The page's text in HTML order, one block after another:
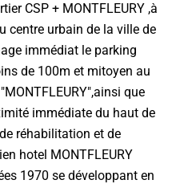
CSP + MONTFLEURY ,à
centre urbain de la ville de
immédiat le parking
de 100m et mitoyen au
que
immédiate du haut de
réhabilitation et de
hotel MONTFLEURY
1970 se développant en